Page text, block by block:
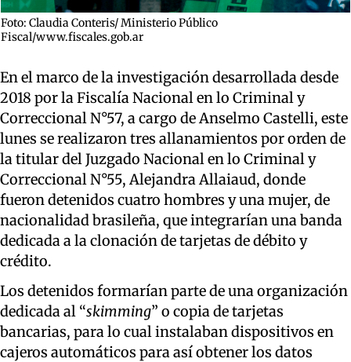
Foto: Claudia Conteris/ Ministerio Público
Fiscal/www.fiscales.gob.ar
En el marco de la investigación desarrollada desde
2018 por la Fiscalía Nacional en lo Criminal y
Correccional N°57, a cargo de Anselmo Castelli, este
lunes se realizaron tres allanamientos por orden de
la titular del Juzgado Nacional en lo Criminal y
Correccional N°55, Alejandra Allaiaud, donde
fueron detenidos cuatro hombres y una mujer, de
nacionalidad brasileña, que integrarían una banda
dedicada a la clonación de tarjetas de débito y
crédito.
Los detenidos formarían parte de una organización
dedicada al “skimming” o copia de tarjetas
bancarias, para lo cual instalaban dispositivos en
cajeros automáticos para así obtener los datos